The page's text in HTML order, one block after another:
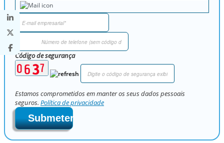
Código de segurança
Estamos comprometidos em manter os seus dados pessoais
seguros. Política de privacidade
Submeter